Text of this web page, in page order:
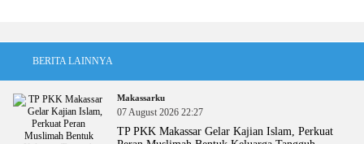
BERITA LAINNYA
Makassarku
07 August 2026 22:27
TP PKK Makassar Gelar Kajian Islam, Perkuat